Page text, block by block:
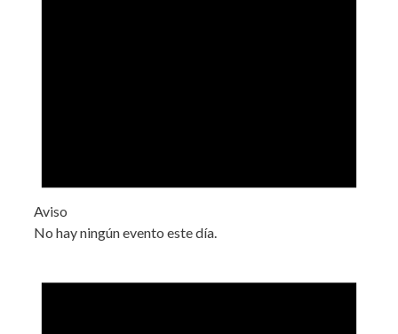
Aviso
No hay ningún evento este día.